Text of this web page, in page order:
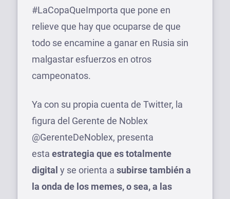
#LaCopaQueImporta que pone en
relieve que hay que ocuparse de que
todo se encamine a ganar en Rusia sin
malgastar esfuerzos en otros
campeonatos.
Ya con su propia cuenta de Twitter, la
figura del Gerente de Noblex
@GerenteDeNoblex, presenta
esta estrategia que es totalmente
digital y se orienta a subirse también a
la onda de los memes, o sea, a las